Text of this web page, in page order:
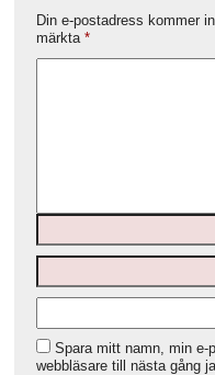
Din e-postadress kommer
märkta *
Spara mitt namn, min e-
webbläsare till nästa gång